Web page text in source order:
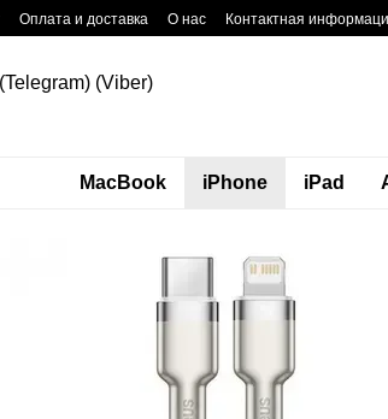
Оплата и доставка О нас Контактная
(Viber)
MacBook iPhone iPad